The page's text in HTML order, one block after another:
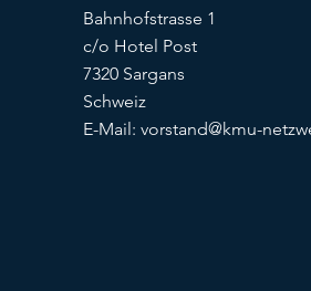
Bahnhofstrasse 1
c/o Hotel Post
7320 Sargans
Schweiz
E-Mail: vorstand@kmu-